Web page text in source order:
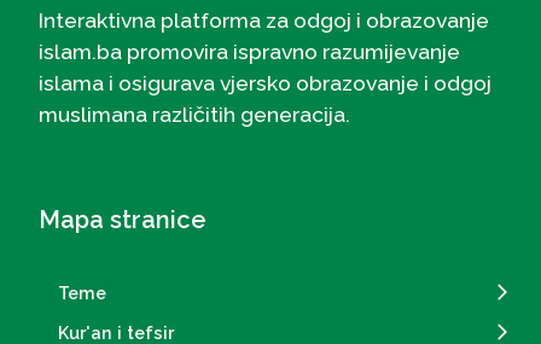
Interaktivna platforma za odgoj i obrazovanje
islam.ba promovira ispravno razumijevanje
islama i osigurava vjersko obrazovanje i odgoj
muslimana različitih generacija.
Mapa stranice
Teme
Kur'an i tefsir